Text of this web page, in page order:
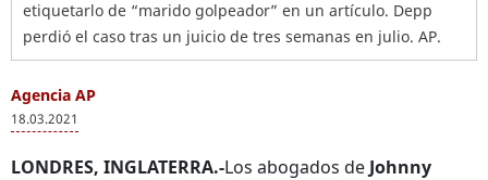
etiquetarlo de “marido golpeador” en un artículo. Depp
perdió el caso tras un juicio de tres semanas en julio. AP.
Agencia AP
18.03.2021
LONDRES, INGLATERRA.-Los abogados de Johnny